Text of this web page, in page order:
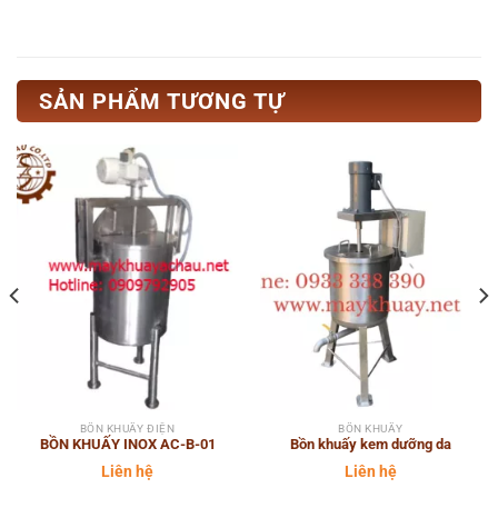
SẢN PHẨM TƯƠNG TỰ
BỒN KHUẤY ĐIỆN
BỒN KHUẤY INOX AC-B-01
Liên hệ
BỒN KHUẤY
Bồn khuấy kem dưỡng da
Liên hệ